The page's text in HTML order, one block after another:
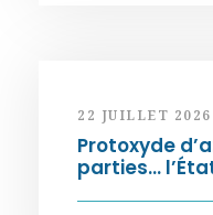
22 JUILLET 2026
Protoxyde
parties…